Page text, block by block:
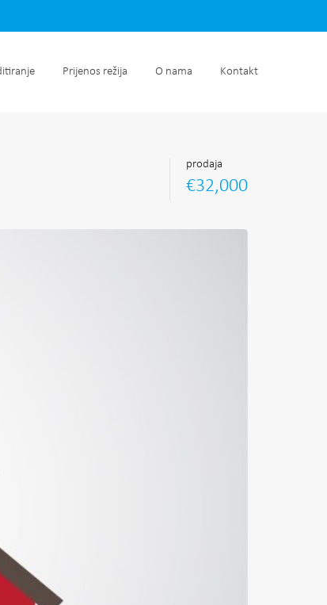
Kreditiranje Prijenos režija O nama Kontakt
Prijenos režija O nama Kontakt
prodaja
€32,000